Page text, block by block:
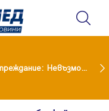
Москва с предупреждание: Невъзможно е да бъде победена ядрена сила като Русия